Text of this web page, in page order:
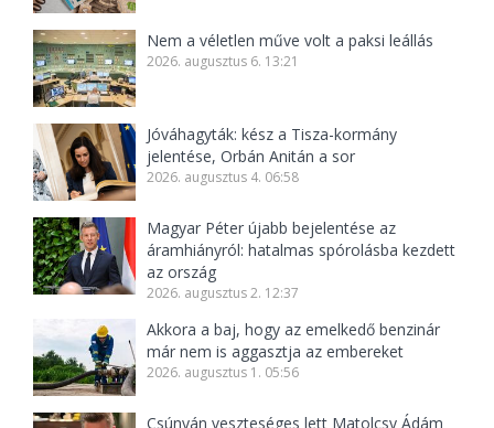
Nem a véletlen műve volt a paksi leállás
2026. augusztus 6. 13:21
Jóváhagyták: kész a Tisza-kormány
jelentése, Orbán Anitán a sor
2026. augusztus 4. 06:58
Magyar Péter újabb bejelentése az
áramhiányról: hatalmas spórolásba kezdett
az ország
2026. augusztus 2. 12:37
Akkora a baj, hogy az emelkedő benzinár
már nem is aggasztja az embereket
2026. augusztus 1. 05:56
Csúnyán veszteséges lett Matolcsy Ádám